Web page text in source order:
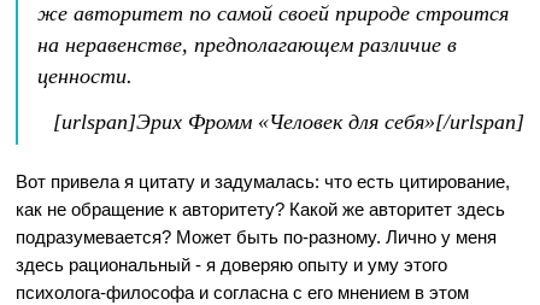
же авторитет по самой своей природе строится
на неравенстве, предполагающем различие в
ценности.
[urlspan]Эрих Фромм «Человек для себя»[/urlspan]
Вот привела я цитату и задумалась: что есть цитирование,
как не обращение к авторитету? Какой же авторитет здесь
подразумевается? Может быть по-разному. Лично у меня
здесь рациональный - я доверяю опыту и уму этого
психолога-философа и согласна с его мнением в этом